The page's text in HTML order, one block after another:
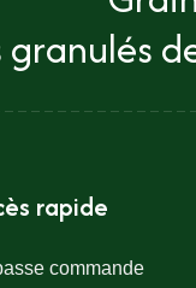
granulés
rapide
commande